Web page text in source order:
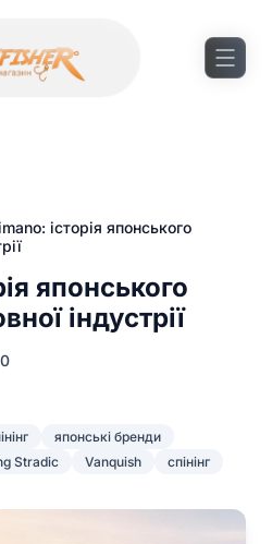
історія японського
японського
індустрії
японські бренди
Stradic Vanquish спінінг